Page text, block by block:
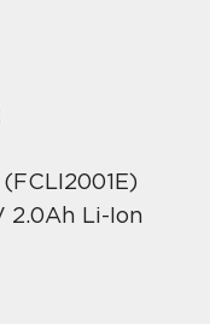
(FCLI2001E)
2.0Ah Li-Ion